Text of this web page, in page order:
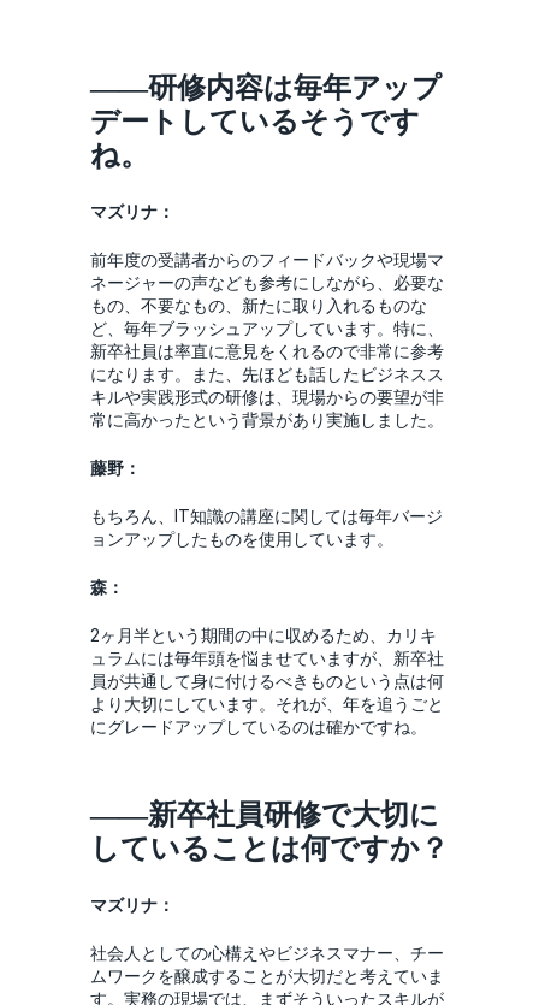
――研修内容は毎年アップ
デートしているそうです
ね。
マズリナ：
前年度の受講者からのフィードバックや現場マ
ネージャーの声なども参考にしながら、必要な
もの、不要なもの、新たに取り入れるものな
ど、毎年ブラッシュアップしています。特に、
新卒社員は率直に意見をくれるので非常に参考
になります。また、先ほども話したビジネスス
キルや実践形式の研修は、現場からの要望が非
常に高かったという背景があり実施しました。
藤野：
もちろん、IT知識の講座に関しては毎年バージ
ョンアップしたものを使用しています。
森：
2ヶ月半という期間の中に収めるため、カリキ
ュラムには毎年頭を悩ませていますが、新卒社
員が共通して身に付けるべきものという点は何
より大切にしています。それが、年を追うごと
にグレードアップしているのは確かですね。
――新卒社員研修で大切に
していることは何ですか？
マズリナ：
社会人としての心構えやビジネスマナー、チー
ムワークを醸成することが大切だと考えていま
す。実務の現場では、まずそういったスキルが